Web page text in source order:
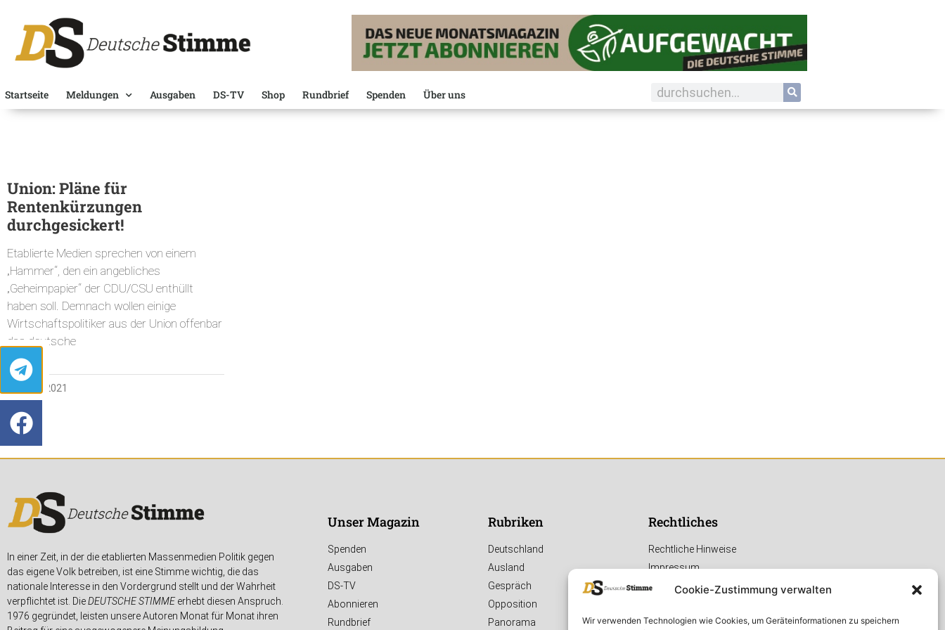
Cookie-Zustimmung verwalten
Wir verwenden Technologien wie Cookies, um Geräteinformationen zu speichern
Startseite Meldungen Ausgaben DS-TV Shop Rundbrief Spenden Über uns
Union: Pläne für
Rentenkürzungen
durchgesickert!
Etablierte Medien sprechen von einem
„Hammer“, den ein angebliches
„Geheimpapier“ der CDU/CSU enthüllt
haben soll. Demnach wollen einige
Wirtschaftspolitiker aus der Union offenbar
das deutsche
7. APRIL 2021
In einer Zeit, in der die etablierten Massenmedien Politik gegen
das eigene Volk betreiben, ist eine Stimme wichtig, die das
nationale Interesse in den Vordergrund stellt und der Wahrheit
verpflichtet ist. DieDEUTSCHE STIMMEerhebt diesen Anspruch.
1976 gegründet, leisten unsere Autoren Monat für Monat ihren
Unser Magazin
Spenden
Ausgaben
DS-TV
Abonnieren
Rundbrief
Rubriken
Deutschland
Ausland
Gespräch
Opposition
Panorama
Rechtliches
Rechtliche Hinweise
Impressum
Datenschutzerklärung